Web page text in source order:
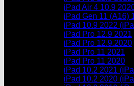
iPad Air 4 10.9
iPad Gen 11 (A16)
iPad 10.9 2022
iPad Pro 12.9 2021
iPad Pro 12.9.2020
iPad Pro 11 2021
iPad Pro 11 2020
iPad 10.2 2021
iPad 10.2 2020